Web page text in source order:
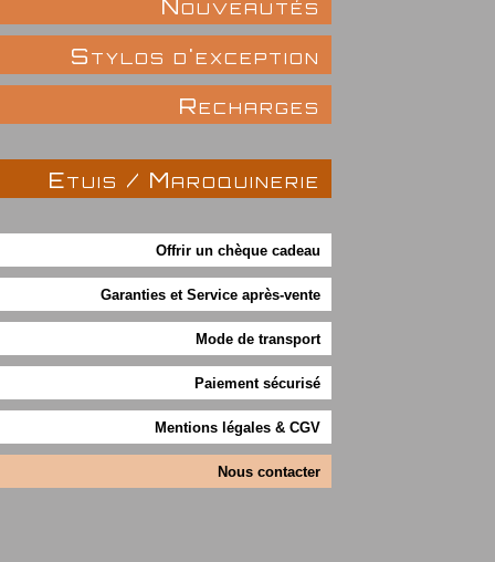
Nouveautés
Stylos d'exception
Recharges
Etuis / Maroquinerie
Offrir un chèque cadeau
Garanties et Service après-vente
Mode de transport
Paiement sécurisé
Mentions légales & CGV
Nous contacter